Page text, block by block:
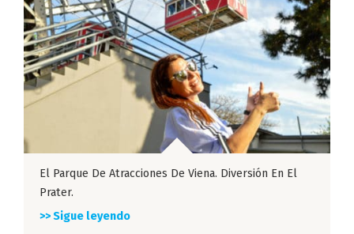
El Parque De Atracciones De Viena. Diversión En El
Prater.
>> Sigue leyendo